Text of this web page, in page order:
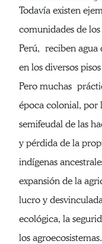
Todavía existen
comunidades de
Perú, reciben agua
en los diversos
Pero muchas
época colonial, por
semifeudal de las
y pérdida de la
indígenas
expansión de la
lucro y
ecológica, la
los